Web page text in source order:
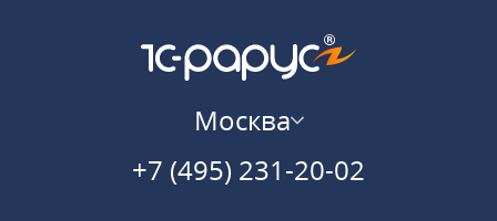
Москва
+7 (495) 231-20-02